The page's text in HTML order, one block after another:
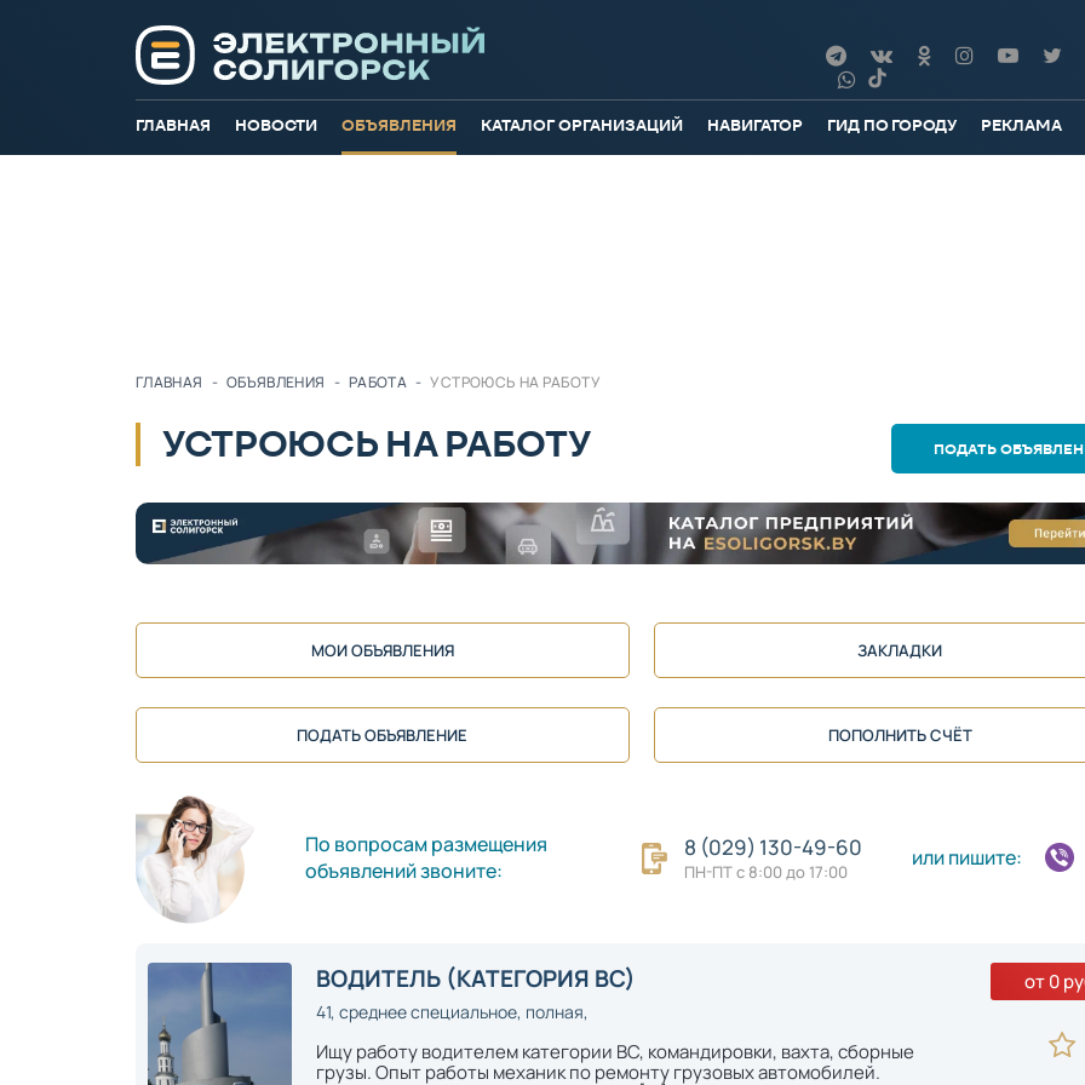
ГЛАВНАЯ НОВОСТИ ОБЪЯВЛЕНИЯ КАТАЛОГ ОРГАНИЗАЦИЙ НАВИГАТОР ГИД ПО ГОРОДУ РЕКЛАМА
ГЛАВНАЯ - ОБЪЯВЛЕНИЯ - РАБОТА - УСТРОЮСЬ НА РАБОТУ
УСТРОЮСЬ НА РАБОТУ ПОДАТЬ
МОИ ОБЪЯВЛЕНИЯ ЗАКЛАДКИ
ПОДАТЬ ОБЪЯВЛЕНИЕ ПОПОЛНИТЬ СЧЁТ
По вопросам размещения
объявлений звоните:
8 (029) 130-49-60
ПН-ПТ с 8:00 до 17:00
или пишите:
от 0
ВОДИТЕЛЬ (КАТЕГОРИЯ ВС)
41, среднее специальное, полная,
Ищу работу водителем категории ВС, командировки, вахта, сборные
грузы. Опыт работы механик по ремонту грузовых автомобилей.